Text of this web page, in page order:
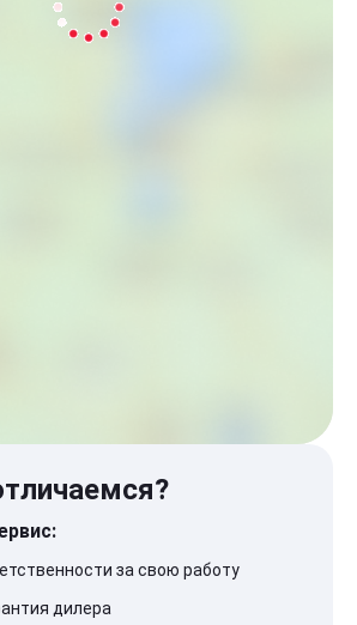
за свою работу
дилера